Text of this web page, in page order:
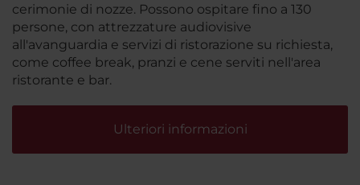
cerimonie di nozze. Possono ospitare fino a 130
persone, con attrezzature audiovisive
all'avanguardia e servizi di ristorazione su richiesta,
come coffee break, pranzi e cene serviti nell'area
ristorante e bar.
Ulteriori informazioni